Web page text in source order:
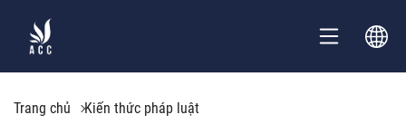
Trang chủ Kiến thức pháp luật